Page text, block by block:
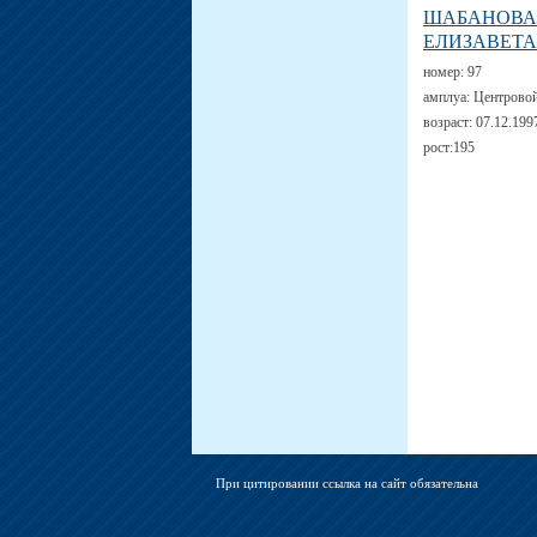
ШАБАНОВА
ЕЛИЗАВЕТА
номер: 97
амплуа:
возраст:
рост:195
При цитировании ссылка на сайт обязательна